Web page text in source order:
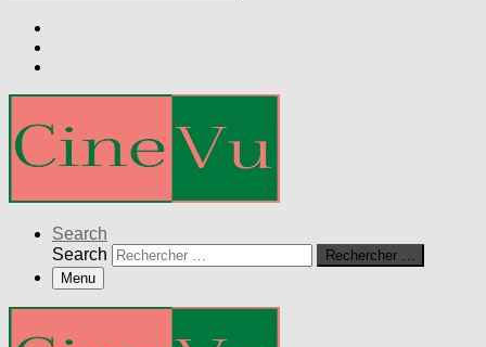
Search
Search
Rechercher …
Menu